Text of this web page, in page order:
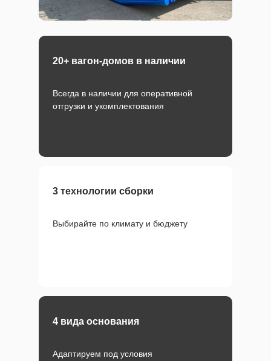
3 технологии сборки
Выбирайте по климату и бюджету
4 вида основания
Адаптируем под условия
20+ вагон-домов в наличии
Всегда в наличии для оперативной
отгрузки и укомплектования